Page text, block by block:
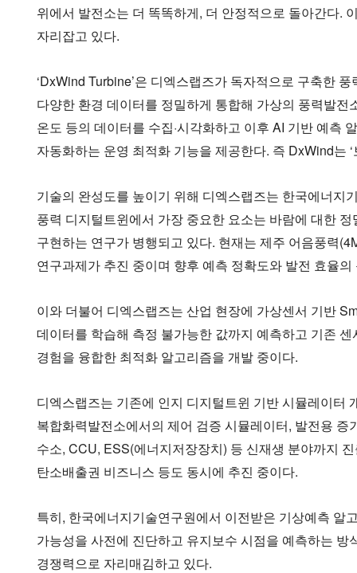
위에서 발전소는 더 똑똑하게, 더 안정적으로 돌아간다.
자리잡고 있다.
‘DxWind Turbine’은 디엑스랩즈가 독자적으로 구축한
다양한 환경 데이터를 정밀하게 통합해 가상의 풍력발
온도 등의 데이터를 수집·시각화하고 이후 AI 기반 예측
자동화하는 운영 최적화 기능을 제공한다. 즉 DxWind는
기술의 완성도를 높이기 위해 디엑스랩즈는 한국에너지
풍력 디지털트윈에서 가장 중요한 요소는 바람에 대한
구현하는 연구가 병행되고 있다. 현재는 제주 어음풍력
연구과제가 추진 중이며 향후 예측 정확도와 발전 효율
이와 더불어 디엑스랩즈는 산업 현장에 가상센서 기반
데이터를 학습해 측정 불가능한 값까지 예측하고 기존
경험을 융합한 최적화 알고리즘을 개발 중이다.
디엑스랩즈는 기존에 인지 디지털트윈 기반 시뮬레이터
복합화력발전소에서의 제어 검증 시뮬레이터, 발전용
수소, CCU, ESS(에너지저장장치) 등 신재생 분야까지
탄소배출권 비즈니스 등도 동시에 추진 중이다.
특히, 한국에너지기술연구원에서 이전받은 기상예측 알
가능성을 사전에 진단하고 유지보수 시점을 예측하는
경쟁력으로 자리매김하고 있다.